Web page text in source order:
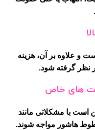
و علاوه بر آن، هزینه
نظر گرفته شود.
های خاص
با مشکلاتی مانند
هاشور مواجه شوند.